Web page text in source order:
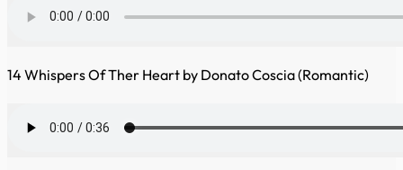
14 Whispers Of Ther Heart by Donato Coscia (Romantic)